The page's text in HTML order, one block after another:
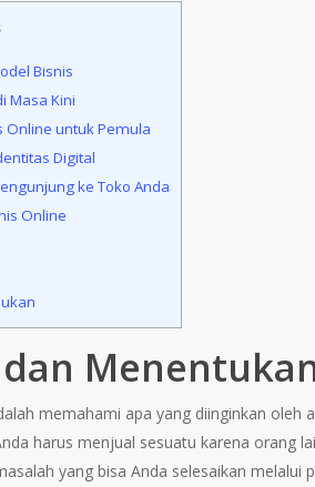
Bisnis
Masa Kini
Online untuk Pemula
Digital
ke Toko Anda
Online
dan
memahami apa yang diinginkan oleh
harus menjual sesuatu karena orang
yang bisa Anda selesaikan melalui